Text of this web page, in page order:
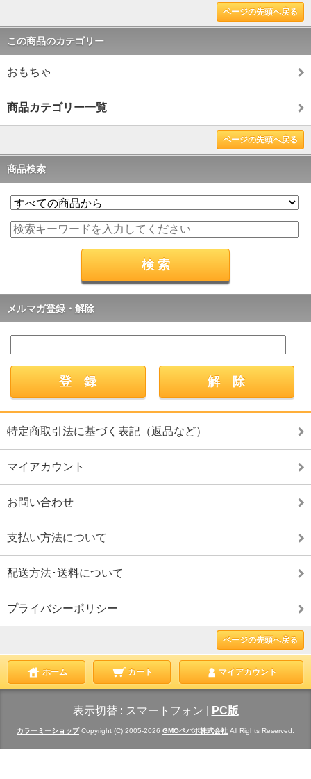
ページの先頭へ戻る
この商品のカテゴリー
おもちゃ
商品カテゴリー一覧
ページの先頭へ戻る
商品検索
メルマガ登録・解除
特定商取引法に基づく表記（返品など）
マイアカウント
お問い合わせ
支払い方法について
配送方法･送料について
プライバシーポリシー
ページの先頭へ戻る
ホーム カート マイアカウント
表示切替 : スマートフォン PC版
カラーミーショップCopyright (C) 2005-2026 GMOペパボ株式会社 All Rights Reserved.